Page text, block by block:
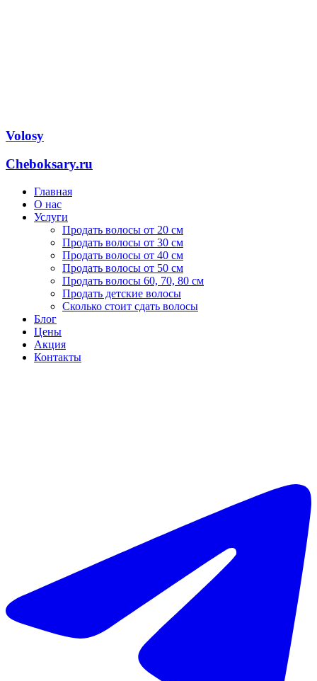
Volosy
Cheboksary.ru
Главная
О нас
Услуги
Продать волосы от 20 см
Продать волосы от 30 см
Продать волосы от 40 см
Продать волосы от 50 см
Продать волосы 60, 70, 80 см
Продать детские волосы
Сколько стоит сдать волосы
Блог
Цены
Акция
Контакты